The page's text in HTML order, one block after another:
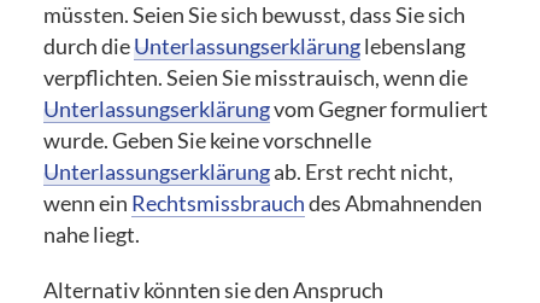
müssten. Seien Sie sich bewusst, dass Sie sich
durch dieUnterlassungserklärunglebenslang
verpflichten. Seien Sie misstrauisch, wenn die
Unterlassungserklärungvom Gegner formuliert
wurde. Geben Sie keine vorschnelle
Unterlassungserklärungab. Erst recht nicht,
wenn ein Rechtsmissbrauchdes Abmahnenden
nahe liegt.
Alternativ könnten sie den Anspruch